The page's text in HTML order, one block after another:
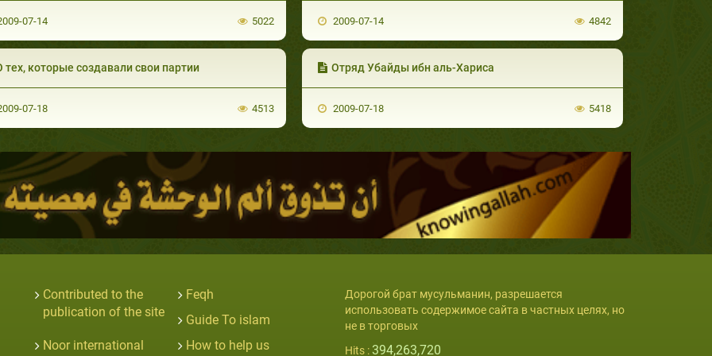
07-14 5022 2009-07-14 4842
тех, которые создавали свои партии
07-18 4513
Отряд Убайды ибн аль-Хариса
2009-07-18 5418
Contributed to the
publication of the site
Feqh
Guide To islam
Noor international
How to help us
Дорогой брат мусульманин, разрешается
использовать содержимое сайта в частных целях, но
не в торговых
Hits : 394,263,720